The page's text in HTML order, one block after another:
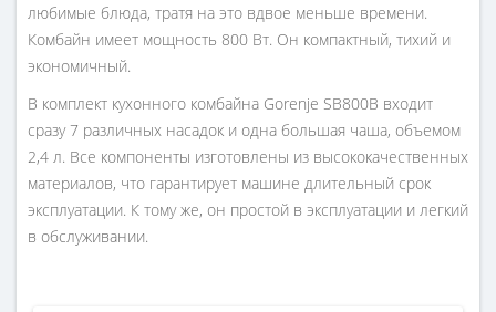
любимые блюда, тратя на это вдвое меньше времени.
Комбайн имеет мощность 800 Вт. Он компактный, тихий и
экономичный.
В комплект кухонного комбайна Gorenje SB800B входит
сразу 7 различных насадок и одна большая чаша, объемом
2,4 л. Все компоненты изготовлены из высококачественных
материалов, что гарантирует машине длительный срок
эксплуатации. К тому же, он простой в эксплуатации и легкий
в обслуживании.